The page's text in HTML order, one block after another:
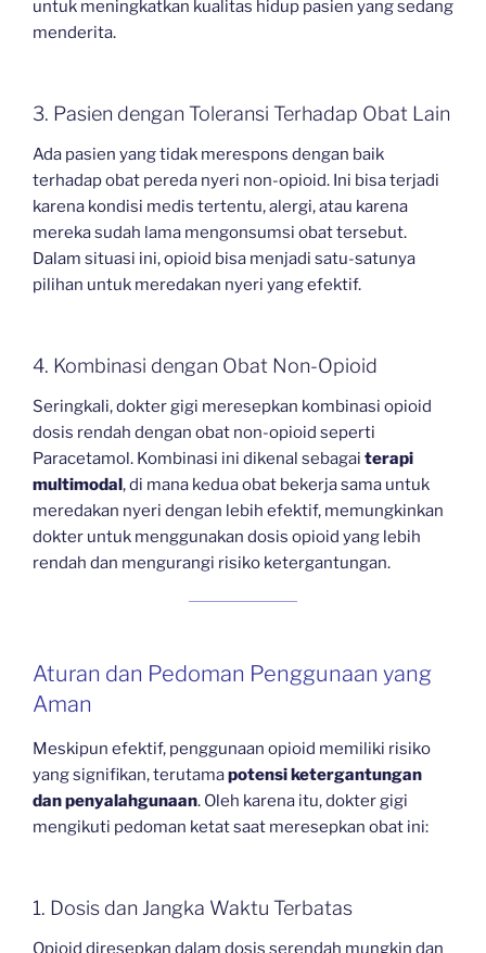
untuk meningkatkan kualitas hidup pasien yang sedang
menderita.
3. Pasien dengan Toleransi Terhadap Obat Lain
Ada pasien yang tidak merespons dengan baik
terhadap obat pereda nyeri non-opioid. Ini bisa terjadi
karena kondisi medis tertentu, alergi, atau karena
mereka sudah lama mengonsumsi obat tersebut.
Dalam situasi ini, opioid bisa menjadi satu-satunya
pilihan untuk meredakan nyeri yang efektif.
4. Kombinasi dengan Obat Non-Opioid
Seringkali, dokter gigi meresepkan kombinasi opioid
dosis rendah dengan obat non-opioid seperti
Paracetamol. Kombinasi ini dikenal sebagai terapi
multimodal, di mana kedua obat bekerja sama untuk
meredakan nyeri dengan lebih efektif, memungkinkan
dokter untuk menggunakan dosis opioid yang lebih
rendah dan mengurangi risiko ketergantungan.
Aturan dan Pedoman Penggunaan yang
Aman
Meskipun efektif, penggunaan opioid memiliki risiko
yang signifikan, terutamapotensi ketergantungan
dan penyalahgunaan. Oleh karena itu, dokter gigi
mengikuti pedoman ketat saat meresepkan obat ini:
1. Dosis dan Jangka Waktu Terbatas
Opioid diresepkan dalam dosis serendah mungkin dan